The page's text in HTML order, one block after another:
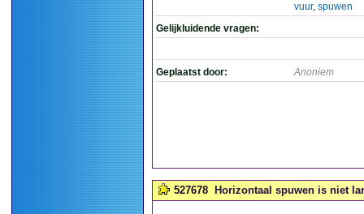
vuur, spuwen
Gelijkluidende vragen:
Geplaatst door: Anoniem
527678 Horizontaal spuwen is niet